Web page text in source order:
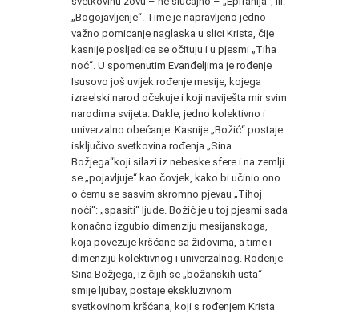
„Bogojavljenje“. Time je napravljeno jedno
važno pomicanje naglaska u slici Krista, čije
kasnije posljedice se očituju i u pjesmi „Tiha
noć“. U spomenutim Evanđeljima je rođenje
Isusovo još uvijek rođenje mesije, kojega
izraelski narod očekuje i koji naviješta mir svim
narodima svijeta. Dakle, jedno kolektivno i
univerzalno obećanje. Kasnije „Božić“ postaje
isključivo svetkovina rođenja „Sina
Božjega“koji silazi iz nebeske sfere i na zemlji
se „pojavljuje“ kao čovjek, kako bi učinio ono
o čemu se sasvim skromno pjevau „Tihoj
noći“: „spasiti“ ljude. Božić je u toj pjesmi sada
konačno izgubio dimenziju mesijanskoga,
koja povezuje kršćane sa židovima, a time i
dimenziju kolektivnog i univerzalnog. Rođenje
Sina Božjega, iz čijih se „božanskih usta“
smije ljubav, postaje ekskluzivnom
svetkovinom kršćana, koji s rođenjem Krista